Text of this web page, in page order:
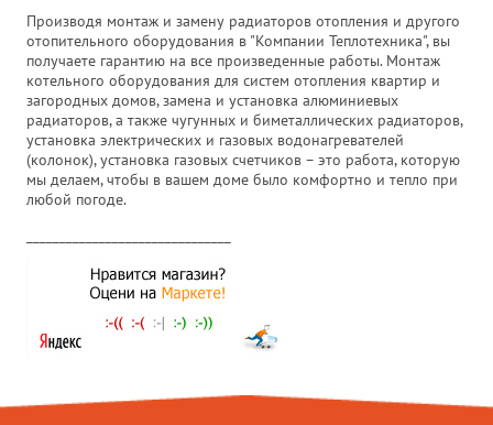
Производя монтаж и замену радиаторов отопления и другого
отопительного оборудования в "Компании Теплотехника", вы
получаете гарантию на все произведенные работы. Монтаж
котельного оборудования для систем отопления квартир и
загородных домов, замена и установка алюминиевых
радиаторов, а также чугунных и биметаллических радиаторов,
установка электрических и газовых водонагревателей
(колонок), установка газовых счетчиков – это работа, которую
мы делаем, чтобы в вашем доме было комфортно и тепло при
любой погоде.